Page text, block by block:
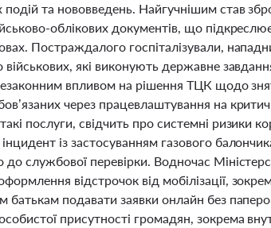
подій та нововведень. Найгучнішим став
облікових документів, що
Постраждалого госпіталізували,
військових, які виконують державне
впливом на рішення ТЦК щодо
через працевлаштування на
послуги, свідчить про системні ризики
інцидент із застосуванням газового
службової перевірки. Водночас
відстрочок від мобілізації,
батькам подавати заявки онлайн без
присутності громадян, зокрема